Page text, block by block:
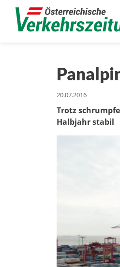
20.07.2016
Trotz
Halbjahr stabil